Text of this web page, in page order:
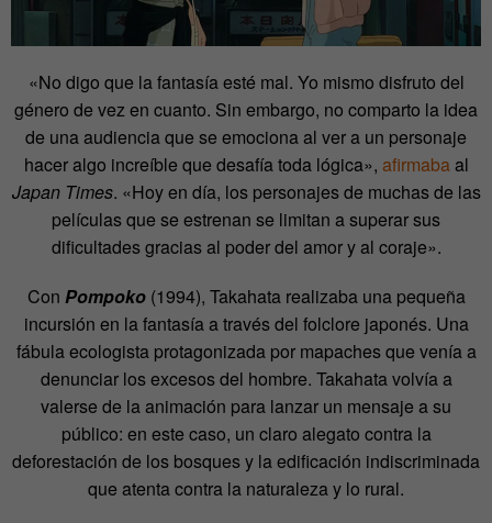
«No digo que la fantasía esté mal. Yo mismo disfruto del
género de vez en cuanto. Sin embargo, no comparto la idea
de una audiencia que se emociona al ver a un personaje
hacer algo increíble que desafía toda lógica», afirmabaal
Japan Times. «Hoy en día, los personajes de muchas de las
películas que se estrenan se limitan a superar sus
dificultades gracias al poder del amor y al coraje».
Con Pompoko(1994), Takahata realizaba una pequeña
incursión en la fantasía a través del folclore japonés. Una
fábula ecologista protagonizada por mapaches que venía a
denunciar los excesos del hombre. Takahata volvía a
valerse de la animación para lanzar un mensaje a su
público: en este caso, un claro alegato contra la
deforestación de los bosques y la edificación indiscriminada
que atenta contra la naturaleza y lo rural.